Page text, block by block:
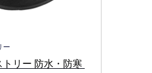
ー
トリー 防水・防寒